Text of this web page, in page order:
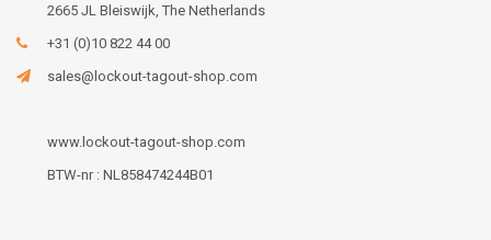
2665 JL Bleiswijk, The Netherlands
+31 (0)10 822 44 00
sales@lockout-tagout-shop.com
www.lockout-tagout-shop.com
BTW-nr : NL858474244B01